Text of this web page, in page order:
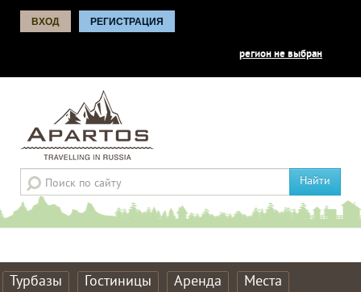
ВХОД РЕГИСТРАЦИЯ
регион не выбран
Найти
Турбазы Гостиницы Аренда
Места